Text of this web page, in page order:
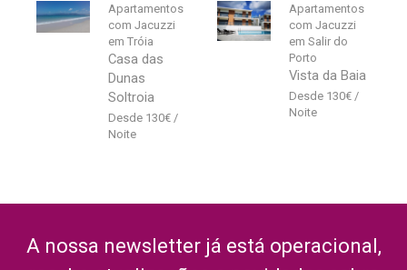
Apartamentos
com Jacuzzi
em Tróia
Casa das
Dunas
Soltroia
130€
Apartamentos
com Jacuzzi
em Salir do
Porto
Vista da Baia
130€
A nossa newsletter já está operacional,